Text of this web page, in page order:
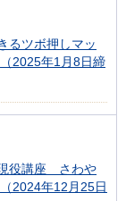
るツボ押しマッ
（2025年1月8日締
役講座 さわや
（2024年12月25日